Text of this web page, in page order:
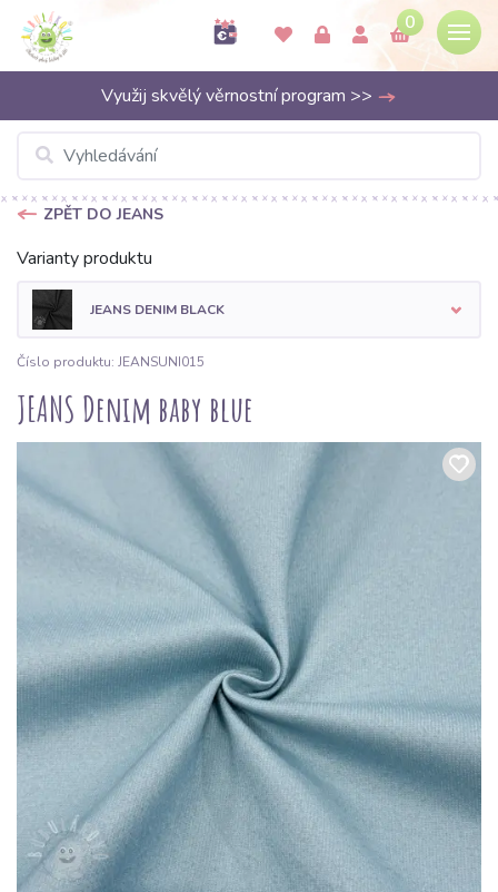
0
Využij skvělý věrnostní program >>
ZPĚT DO JEANS
Varianty produktu
JEANS DENIM BLACK
Číslo produktu: JEANSUNI015
JEANS Denim baby blue